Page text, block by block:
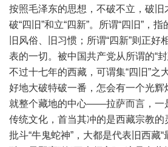
按照毛泽东的思想，不破不立，破旧
破“四旧”和立“四新”。所谓“四旧”，
旧风俗、旧习惯；所谓“四新”则正好
表的一切。被中国共产党从所谓的“封
不过十七年的西藏，可谓集“四旧”之
好地大破特破一番，怎会有一个光辉
就整个藏地的中心——拉萨而言，一
传统文化，首当其冲的是西藏宗教
批斗“牛鬼蛇神”，大都是代表旧西藏